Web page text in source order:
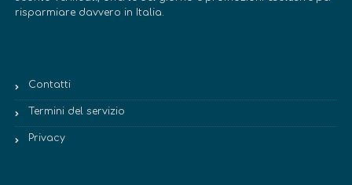
risparmiare davvero in Italia.
Contatti
Termini del servizio
Privacy